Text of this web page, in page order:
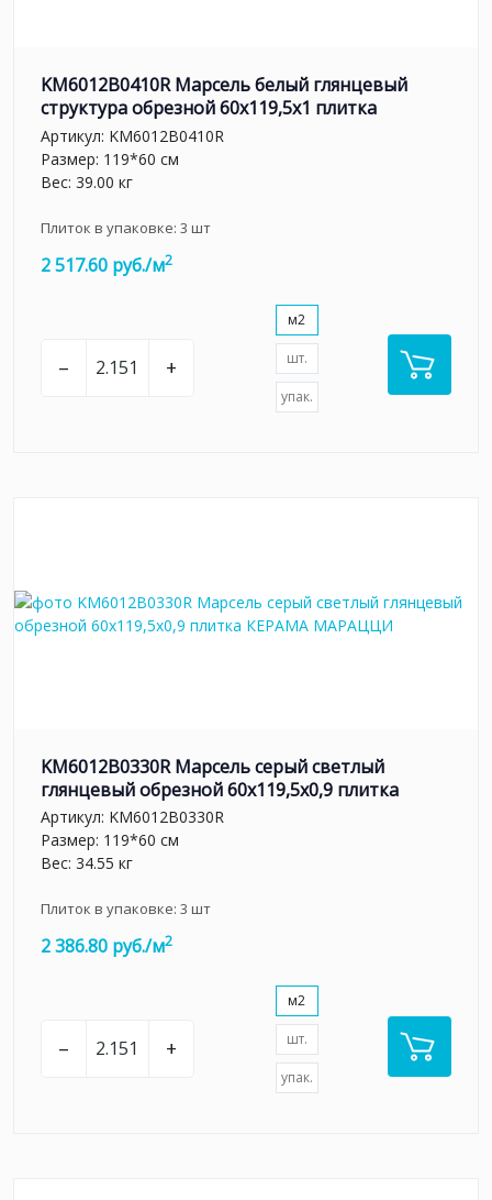
KM6012B0410R Марсель белый глянцевый
структура обрезной 60x119,5x1 плитка
Артикул: KM6012B0410R
Размер: 119*60 см
Вес: 39.00 кг
Плиток в упаковке: 3 шт
2 517.60 руб./м2
– +
м2
шт.
упак.
KM6012B0330R Марсель серый светлый
глянцевый обрезной 60x119,5x0,9 плитка
Артикул: KM6012B0330R
Размер: 119*60 см
Вес: 34.55 кг
Плиток в упаковке: 3 шт
2 386.80 руб./м2
– +
м2
шт.
упак.